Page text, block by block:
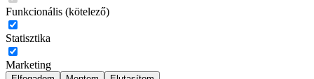
Funkcionális (kötelező)
Statisztika
Marketing